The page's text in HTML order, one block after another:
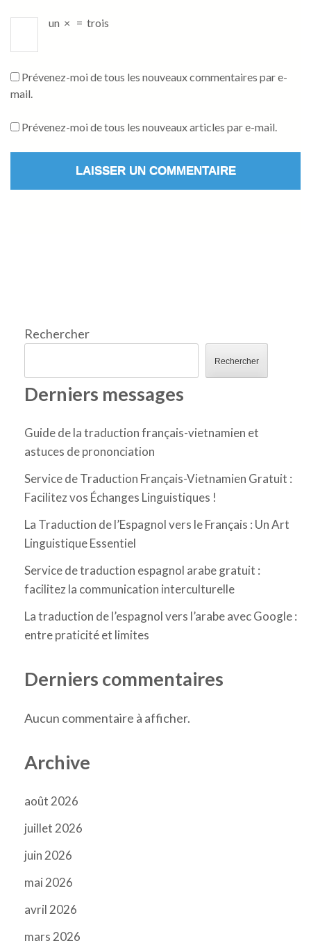
un × = trois
Prévenez-moi de tous les nouveaux commentaires par e-
mail.
Prévenez-moi de tous les nouveaux articles par e-mail.
Rechercher
Rechercher
Derniers messages
Guide de la traduction français-vietnamien et
astuces de prononciation
Service de Traduction Français-Vietnamien Gratuit :
Facilitez vos Échanges Linguistiques !
La Traduction de l’Espagnol vers le Français : Un Art
Linguistique Essentiel
Service de traduction espagnol arabe gratuit :
facilitez la communication interculturelle
La traduction de l’espagnol vers l’arabe avec Google :
entre praticité et limites
Derniers commentaires
Aucun commentaire à afficher.
Archive
août 2026
juillet 2026
juin 2026
mai 2026
avril 2026
mars 2026